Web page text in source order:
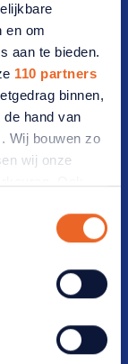
en om
aan te bieden.
110 partners
binnen,
hand van
Wij bouwen zo
wij onze
we mogelijk
analyse. Deze
met andere
services.
uw voorkeuren